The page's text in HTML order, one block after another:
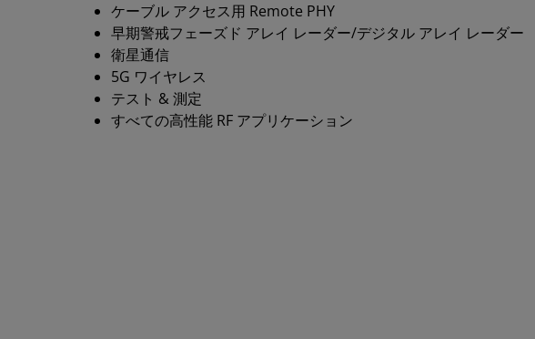
ケーブル アクセス用 Remote PHY
早期警戒フェーズド アレイ レーダー/デジタル アレイ レーダー
衛星通信
5G ワイヤレス
テスト & 測定
すべての高性能 RF アプリケーション